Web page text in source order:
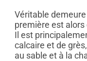
Véritable
première est alors
Il est
calcaire et de
au sable et à la